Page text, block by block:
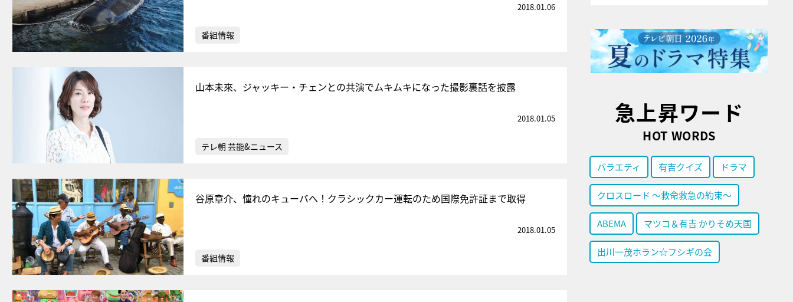
2018.01.06
番組情報
山本未來、ジャッキー・チェンとの共演でムキムキになった撮影裏話を披露
2018.01.05
テレ朝 芸能&ニュース
谷原章介、憧れのキューバへ！クラシックカー運転のため国際免許証まで取得
2018.01.05
番組情報
急上昇ワード
HOT WORDS
バラエティ 有吉クイズ ドラマ
クロスロード ～救命救急の約束～
ABEMA マツコ＆有吉 かりそめ天国
出川一茂ホラン☆フシギの会